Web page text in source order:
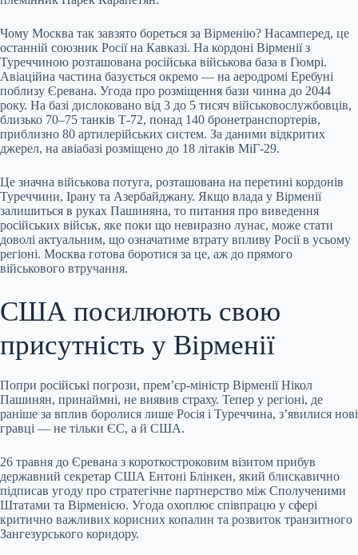
Чому Москва так завзято бореться за Вірменію? Насамперед, це
останній союзник Росії на Кавказі. На кордоні Вірменії з
Туреччиною розташована російська військова база в Гюмрі.
Авіаційна частина базується окремо — на аеродромі Еребуні
поблизу Єревана. Угода про розміщення бази чинна до 2044
року. На базі дислоковано від 3 до 5 тисяч військовослужбовців,
близько 70–75 танків Т-72, понад 140 бронетранспортерів,
приблизно 80 артилерійських систем. За даними відкритих
джерел, на авіабазі розміщено до 18 літаків МіГ-29.
Це значна військова потуга, розташована на перетині кордонів
Туреччини, Ірану та Азербайджану. Якщо влада у Вірменії
залишиться в руках Пашиняна, то питання про виведення
російських військ, яке поки що невиразно лунає, може стати
доволі актуальним, що означатиме втрату впливу Росії в усьому
регіоні. Москва готова боротися за це, аж до прямого
військового втручання.
США посилюють свою
присутність у Вірменії
Попри російські погрози, прем’єр-міністр Вірменії Нікол
Пашинян, принаймні, не виявив страху. Тепер у регіоні, де
раніше за вплив боролися лише Росія і Туреччина, з’явилися нові
гравці — не тільки ЄС, а й США.
26 травня до Єревана з короткостроковим візитом прибув
державний секретар США Ентоні Блінкен, який блискавично
підписав угоду про стратегічне партнерство між Сполученими
Штатами та Вірменією. Угода охоплює співпрацю у сфері
критично важливих корисних копалин та розвиток транзитного
Зангезурського коридору.